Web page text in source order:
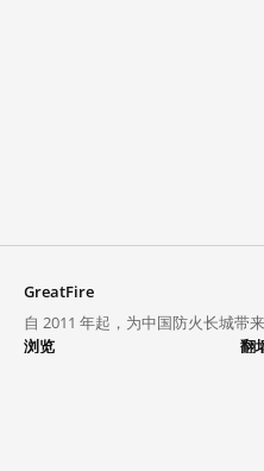
GreatFire
自 2011 年起，为中国防火长城带来
浏览
翻